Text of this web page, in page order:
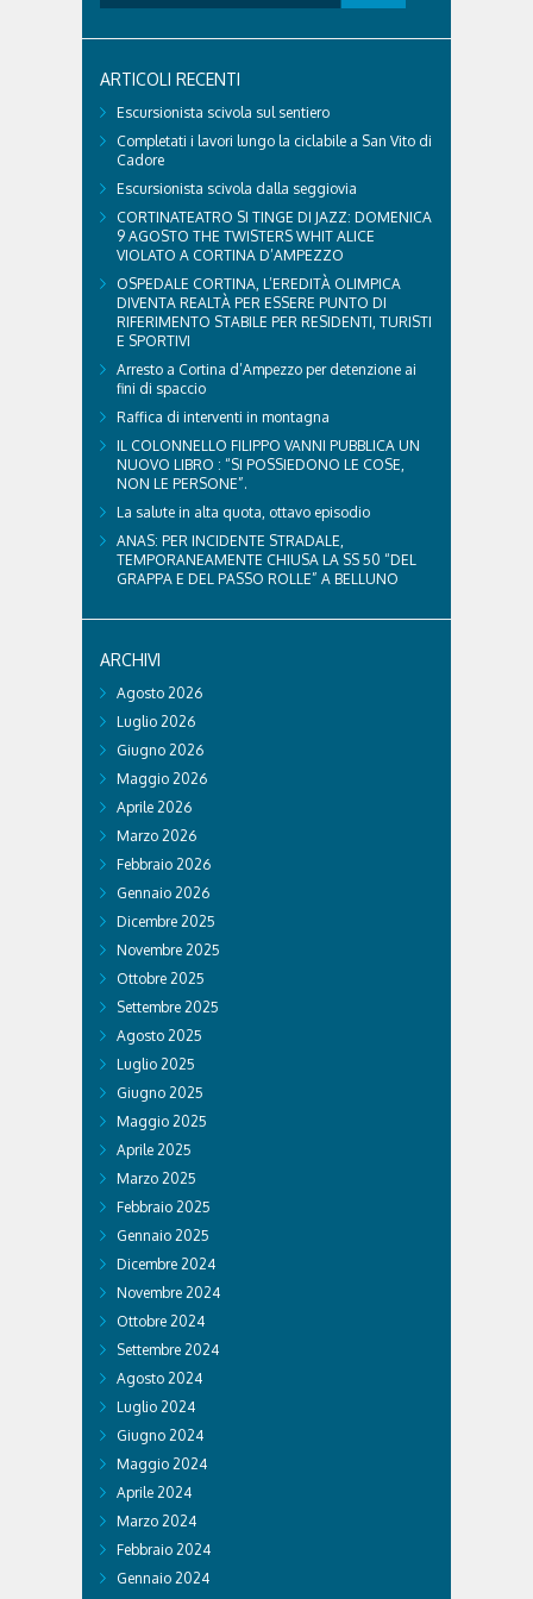
con il veterinario di Cortina, che ci ha illustrato i
principali accorgimenti per aiutare i cani ad
affrontare il caldo in sicurezza e benessere...
per:
ARTICOLI RECENTI
Escursionista scivola sul sentiero
Completati i lavori lungo la ciclabile a San Vito di
Cadore
Escursionista scivola dalla seggiovia
CORTINATEATRO SI TINGE DI JAZZ: DOMENICA
9 AGOSTO THE TWISTERS WHIT ALICE
VIOLATO A CORTINA D’AMPEZZO
OSPEDALE CORTINA, L’EREDITÀ OLIMPICA
DIVENTA REALTÀ PER ESSERE PUNTO DI
RIFERIMENTO STABILE PER RESIDENTI, TURISTI
E SPORTIVI
Arresto a Cortina d’Ampezzo per detenzione ai
fini di spaccio
Raffica di interventi in montagna
IL COLONNELLO FILIPPO VANNI PUBBLICA UN
NUOVO LIBRO : “SI POSSIEDONO LE COSE,
NON LE PERSONE”.
La salute in alta quota, ottavo episodio
ANAS: PER INCIDENTE STRADALE,
TEMPORANEAMENTE CHIUSA LA SS 50 “DEL
GRAPPA E DEL PASSO ROLLE” A BELLUNO
ARCHIVI
Agosto 2026
Luglio 2026
Giugno 2026
Maggio 2026
Aprile 2026
Marzo 2026
Febbraio 2026
Gennaio 2026
Dicembre 2025
Novembre 2025
Ottobre 2025
Settembre 2025
Agosto 2025
Luglio 2025
Giugno 2025
Maggio 2025
Aprile 2025
Marzo 2025
Febbraio 2025
Gennaio 2025
Dicembre 2024
Novembre 2024
Ottobre 2024
Settembre 2024
Agosto 2024
Luglio 2024
Giugno 2024
Maggio 2024
Aprile 2024
Marzo 2024
Febbraio 2024
Gennaio 2024